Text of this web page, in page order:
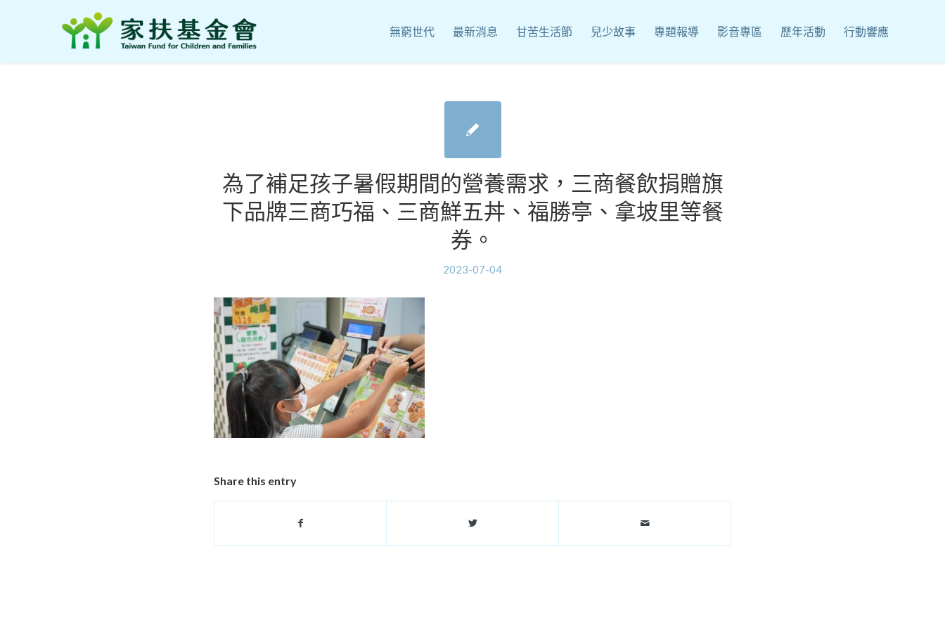
無窮世代 最新消息 甘苦生活節 兒少故事 專題報導 影音專區 歷年活動 行動響應
為了補足孩子暑假期間的營養需求，三商餐飲捐贈旗
下品牌三商巧福、三商鮮五丼、福勝亭、拿坡里等餐
券。
2023-07-04
Share this entry